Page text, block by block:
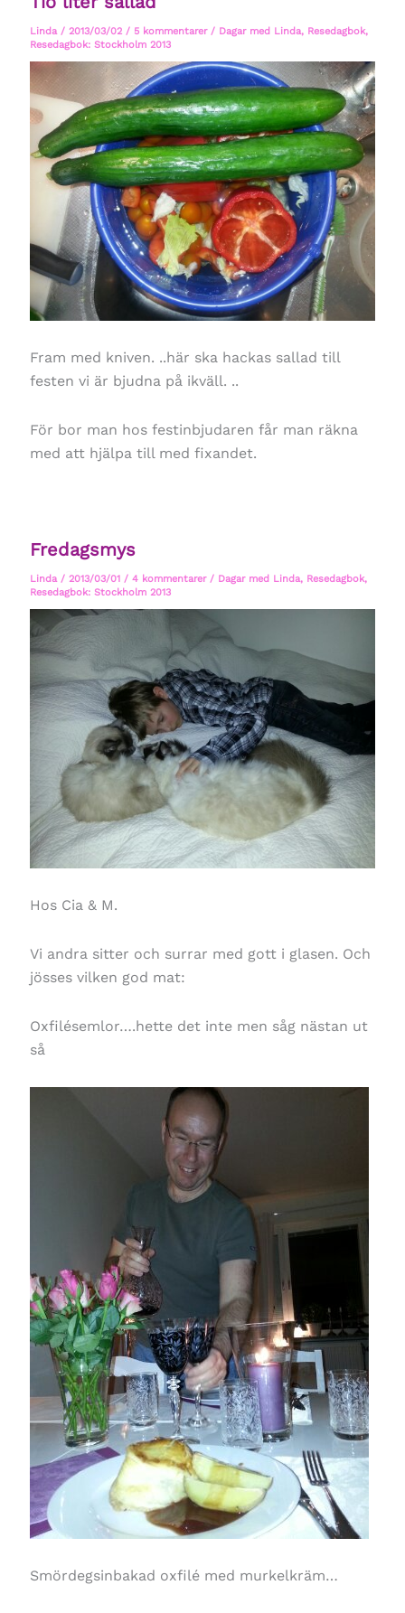
Linda / 2013/03/02 / 5 kommentarer / Dagar med Linda, Resedagbok,
Resedagbok: Stockholm 2013
Fram med kniven. ..här ska hackas sallad till
festen vi är bjudna på ikväll. ..
För bor man hos festinbjudaren får man räkna
med att hjälpa till med fixandet.
Fredagsmys
Linda / 2013/03/01 / 4 kommentarer / Dagar med Linda, Resedagbok,
Resedagbok: Stockholm 2013
Hos Cia & M.
Vi andra sitter och surrar med gott i glasen. Och
jösses vilken god mat:
Oxfilésemlor….hette det inte men såg nästan ut
så
Smördegsinbakad oxfilé med murkelkräm…